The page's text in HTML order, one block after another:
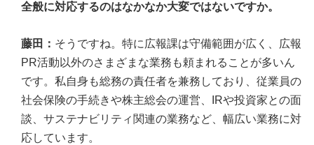
全般に対応するのはなかなか大変ではないですか。
藤田： そうですね。特に広報課は守備範囲が広く、広報
PR活動以外のさまざまな業務も頼まれることが多いん
です。私自身も総務の責任者を兼務しており、従業員の
社会保険の手続きや株主総会の運営、IRや投資家との面
談、サステナビリティ関連の業務など、幅広い業務に対
応しています。